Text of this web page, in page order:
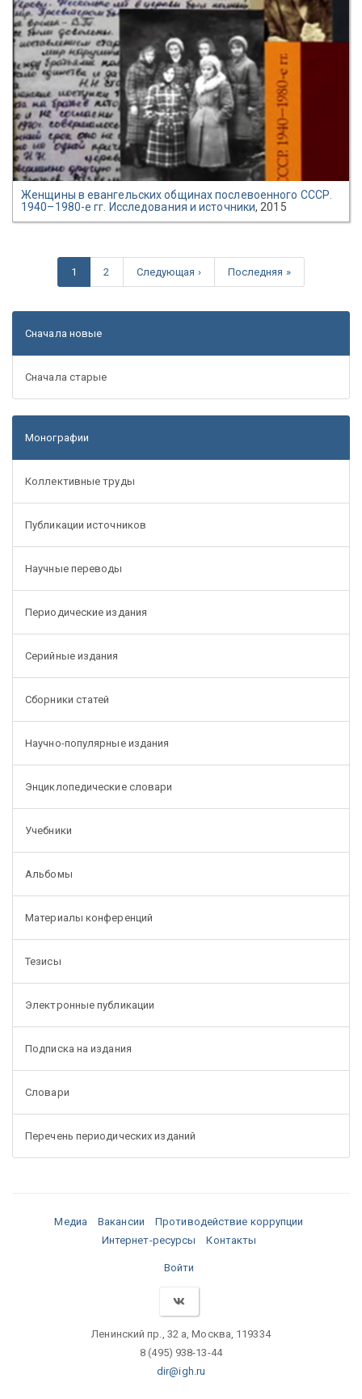
Женщины в евангельских общинах послевоенного СССР.
1940–1980-е гг. Исследования и источники, 2015
1 2 Следующая › Последняя »
Сначала новые
Сначала старые
Монографии
Коллективные труды
Публикации источников
Научные переводы
Периодические издания
Серийные издания
Сборники статей
Научно-популярные издания
Энциклопедические словари
Учебники
Альбомы
Материалы конференций
Тезисы
Электронные публикации
Подписка на издания
Словари
Перечень периодических изданий
Медиа Вакансии
Противодействие коррупции
Интернет-ресурсы
Контакты
Войти
Ленинский пр., 32 а, Москва, 119334
8 (495) 938-13-44
dir@igh.ru